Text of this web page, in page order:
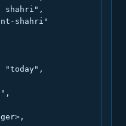
shahri",
shahri"
"today",